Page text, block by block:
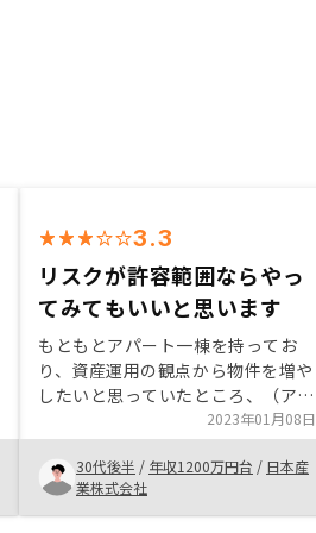
3.3
リスクが許容範囲ならやっ
てみてもいいと思います
もともとアパート一棟を持ってお
り、資産運用の観点から物件を増や
したいと思っていたところ、（アパ
ートを購入する前にRENOSYで区分
を検討していたこともあったことか
ら）RENOSYの営業よりお電話をい
ただいたことがきっかけ。物件に関
してはやや築古であるものの、リス
2023年01月08日
30代後半 / 年収1200万円台 / 日本産
業株式会社